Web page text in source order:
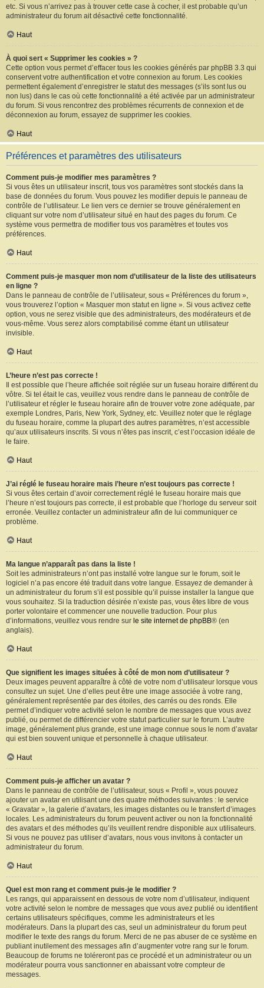
etc. Si vous n’arrivez pas à trouver cette case à cocher, il est probable qu’un
administrateur du forum ait désactivé cette fonctionnalité.
Haut
À quoi sert « Supprimer les cookies » ?
Cette option vous permet d’effacer tous les cookies générés par phpBB 3.3 qui
conservent votre authentification et votre connexion au forum. Les cookies
permettent également d’enregistrer le statut des messages (s’ils sont lus ou
non lus) dans le cas où cette fonctionnalité a été activée par un administrateur
du forum. Si vous rencontrez des problèmes récurrents de connexion et de
déconnexion au forum, essayez de supprimer les cookies.
Haut
Préférences et paramètres des utilisateurs
Comment puis-je modifier mes paramètres ?
Si vous êtes un utilisateur inscrit, tous vos paramètres sont stockés dans la
base de données du forum. Vous pouvez les modifier depuis le panneau de
contrôle de l’utilisateur. Le lien vers ce dernier se trouve généralement en
cliquant sur votre nom d’utilisateur situé en haut des pages du forum. Ce
système vous permettra de modifier tous vos paramètres et toutes vos
préférences.
Haut
Comment puis-je masquer mon nom d’utilisateur de la liste des utilisateurs
en ligne ?
Dans le panneau de contrôle de l’utilisateur, sous « Préférences du forum »,
vous trouverez l’option « Masquer mon statut en ligne ». Si vous activez cette
option, vous ne serez visible que des administrateurs, des modérateurs et de
vous-même. Vous serez alors comptabilisé comme étant un utilisateur
invisible.
Haut
L’heure n’est pas correcte !
Il est possible que l’heure affichée soit réglée sur un fuseau horaire différent du
vôtre. Si tel était le cas, veuillez vous rendre dans le panneau de contrôle de
l’utilisateur et régler le fuseau horaire afin de trouver votre zone adéquate, par
exemple Londres, Paris, New York, Sydney, etc. Veuillez noter que le réglage
du fuseau horaire, comme la plupart des autres paramètres, n’est accessible
qu’aux utilisateurs inscrits. Si vous n’êtes pas inscrit, c’est l’occasion idéale de
le faire.
Haut
J’ai réglé le fuseau horaire mais l’heure n’est toujours pas correcte !
Si vous êtes certain d’avoir correctement réglé le fuseau horaire mais que
l’heure n’est toujours pas correcte, il est probable que l’horloge du serveur soit
erronée. Veuillez contacter un administrateur afin de lui communiquer ce
problème.
Haut
Ma langue n’apparaît pas dans la liste !
Soit les administrateurs n’ont pas installé votre langue sur le forum, soit le
logiciel n’a pas encore été traduit dans votre langue. Essayez de demander à
un administrateur du forum s’il est possible qu’il puisse installer la langue que
vous souhaitez. Si la traduction désirée n’existe pas, vous êtes libre de vous
porter volontaire et commencer une nouvelle traduction. Pour plus
d’informations, veuillez vous rendre sur le site internet de phpBB® (en
anglais).
Haut
Que signifient les images situées à côté de mon nom d’utilisateur ?
Deux images peuvent apparaître à côté de votre nom d’utilisateur lorsque vous
consultez un sujet. Une d’elles peut être une image associée à votre rang,
généralement représentée par des étoiles, des carrés ou des ronds. Elle
permet d’indiquer votre activité selon le nombre de messages que vous avez
publié, ou permet de différencier votre statut particulier sur le forum. L’autre
image, généralement plus grande, est une image connue sous le nom d’avatar
qui est bien souvent unique et personnelle à chaque utilisateur.
Haut
Comment puis-je afficher un avatar ?
Dans le panneau de contrôle de l’utilisateur, sous « Profil », vous pouvez
ajouter un avatar en utilisant une des quatre méthodes suivantes : le service
« Gravatar », la galerie d’avatars, les images distantes ou le transfert d’images
locales. Les administrateurs du forum peuvent activer ou non la fonctionnalité
des avatars et des méthodes qu’ils veuillent rendre disponible aux utilisateurs.
Si vous ne pouvez pas utiliser d’avatars, nous vous invitons à contacter un
administrateur du forum.
Haut
Quel est mon rang et comment puis-je le modifier ?
Les rangs, qui apparaissent en dessous de votre nom d’utilisateur, indiquent
votre activité selon le nombre de messages que vous avez publié ou identifient
certains utilisateurs spécifiques, comme les administrateurs et les
modérateurs. Dans la plupart des cas, seul un administrateur du forum peut
modifier le texte des rangs du forum. Merci de ne pas abuser de ce système en
publiant inutilement des messages afin d’augmenter votre rang sur le forum.
Beaucoup de forums ne toléreront pas ce procédé et un administrateur ou un
modérateur pourra vous sanctionner en abaissant votre compteur de
messages.